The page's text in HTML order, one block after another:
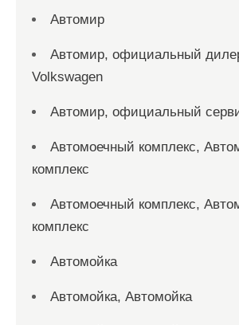
Автомир
Автомир, официальный
Volkswagen
Автомир, официальный
Автомоечный комплекс,
комплекс
Автомоечный комплекс,
комплекс
Автомойка
Автомойка, Автомойка